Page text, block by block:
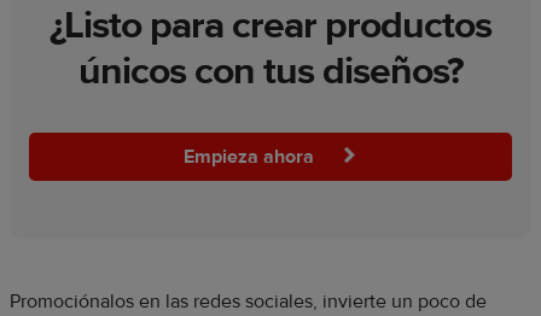
¿Listo para crear productos
únicos con tus diseños?
Empieza ahora
Promociónalos en las redes sociales, invierte un poco de